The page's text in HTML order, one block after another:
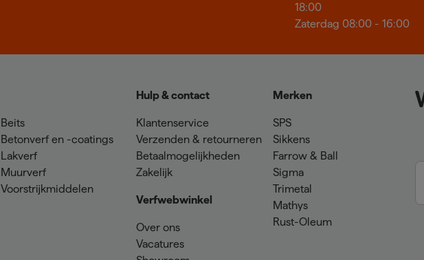
18:00
Zaterdag 08:00 - 16:00
Beits
Betonverf en -coatings
Lakverf
Muurverf
Voorstrijkmiddelen
Hulp & contact
Klantenservice
Verzenden & retourneren
Betaalmogelijkheden
Zakelijk
Verfwebwinkel
Over ons
Vacatures
Merken
SPS
Sikkens
Farrow & Ball
Sigma
Trimetal
Mathys
Rust-Oleum